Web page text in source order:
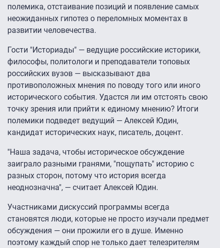
полемика, отстаивание позиций и появление самых
неожиданных гипотез о переломных моментах в
развитии человечества.
Гости "Историады" — ведущие российские историки,
философы, политологи и преподаватели топовых
российских вузов — высказывают два
противоположных мнения по поводу того или иного
исторического события. Удастся ли им отстоять свою
точку зрения или прийти к единому мнению? Итоги
полемики подведет ведущий — Алексей Юдин,
кандидат исторических наук, писатель, доцент.
"Наша задача, чтобы историческое обсуждение
заиграло разными гранями, "пощупать" историю с
разных сторон, потому что история всегда
неоднозначна", — считает Алексей Юдин.
Участниками дискуссий программы всегда
становятся люди, которые не просто изучали предмет
обсуждения — они прожили его в душе. Именно
поэтому каждый спор не только дает телезрителям